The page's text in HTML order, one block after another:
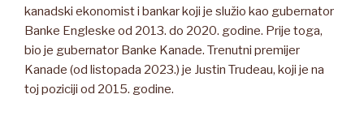
kanadski ekonomist i bankar koji je služio kao gubernator
Banke Engleske od 2013. do 2020. godine. Prije toga,
bio je gubernator Banke Kanade. Trenutni premijer
Kanade (od listopada 2023.) je Justin Trudeau, koji je na
toj poziciji od 2015. godine.